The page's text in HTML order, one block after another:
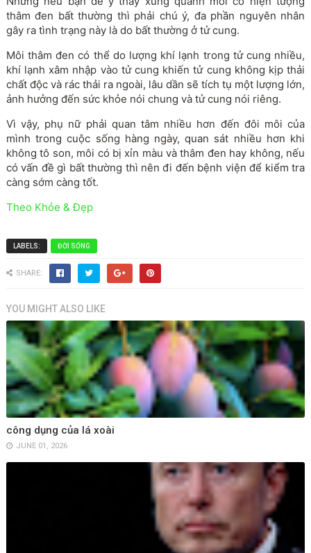
thâm đen bất thường thì phải chú ý, đa phần nguyên nhân
gây ra tình trạng này là do bất thường ở tử cung.
Môi thâm đen có thể do lượng khí lạnh trong tử cung nhiều,
khí lạnh xâm nhập vào tử cung khiến tử cung không kịp thải
chất độc và rác thải ra ngoài, lâu dần sẽ tích tụ một lượng lớn,
ảnh hưởng đến sức khỏe nói chung và tử cung nói riêng.
Vì vậy, phụ nữ phải quan tâm nhiều hơn đến đôi môi của
mình trong cuộc sống hàng ngày, quan sát nhiều hơn khi
không tô son, môi có bị xỉn màu và thâm đen hay không, nếu
có vấn đề gì bất thường thì nên đi đến bệnh viện để kiểm tra
càng sớm càng tốt.
Theo Khỏe & Đẹp
LABELS: ĐỜI SỐNG
SHARE:
YOU MIGHT ALSO LIKE
công dụng của lá xoài
JUNE 01, 2026